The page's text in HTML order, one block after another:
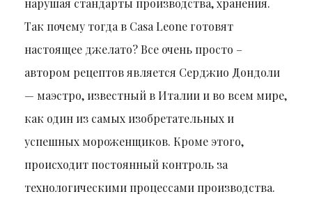
нарушая стандарты производства, хранения.
Так почему тогда в Casa Leone готовят
настоящее джелато? Все очень просто –
автором рецептов является Серджио Дондоли
— маэстро, известный в Италии и во всем мире,
как один из самых изобретательных и
успешных мороженщиков. Кроме этого,
происходит постоянный контроль за
технологическими процессами производства.